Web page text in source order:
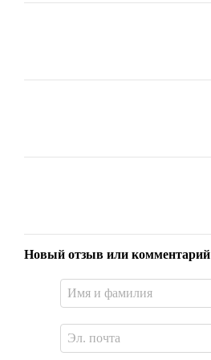
Новый отзыв или комментарий